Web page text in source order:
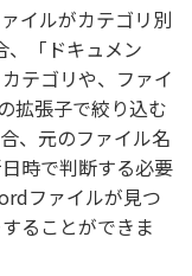
イルがカテゴリ別
、「ドキュメン
テゴリや、ファイ
拡張子で絞り込む
、元のファイル名
時で判断する必要
ファイルが見つ
ることができま